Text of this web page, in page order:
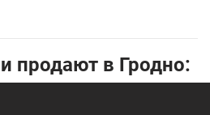
продают в Гродно: